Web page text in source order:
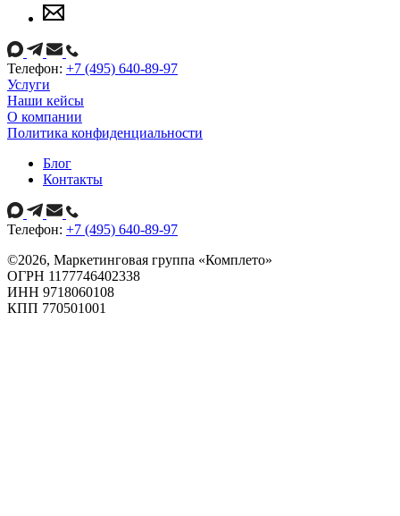
Телефон: +7 (495) 640-89-97
Услуги
Наши кейсы
О компании
Политика конфиденциальности
Блог
Контакты
Телефон: +7 (495) 640-89-97
©2026, Маркетинговая группа «Комплето»
ОГРН 1177746402338
ИНН 9718060108
КПП 770501001